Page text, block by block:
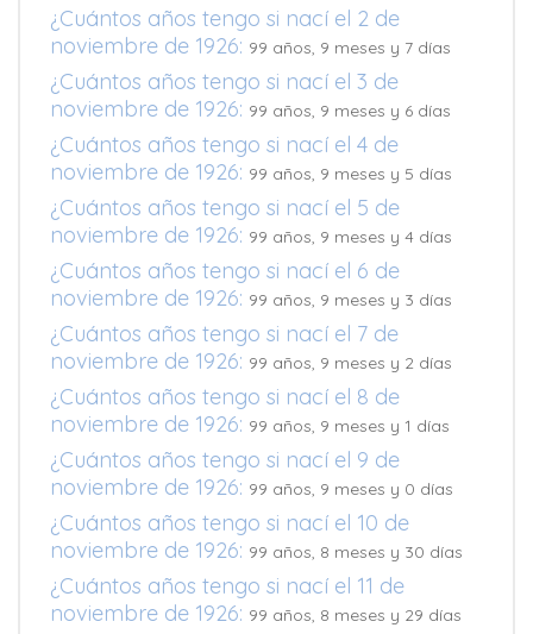
¿Cuántos años tengo si nací el 2 de
noviembre de 1926: 99 años, 9 meses y 7 días
¿Cuántos años tengo si nací el 3 de
noviembre de 1926: 99 años, 9 meses y 6 días
¿Cuántos años tengo si nací el 4 de
noviembre de 1926: 99 años, 9 meses y 5 días
¿Cuántos años tengo si nací el 5 de
noviembre de 1926: 99 años, 9 meses y 4 días
¿Cuántos años tengo si nací el 6 de
noviembre de 1926: 99 años, 9 meses y 3 días
¿Cuántos años tengo si nací el 7 de
noviembre de 1926: 99 años, 9 meses y 2 días
¿Cuántos años tengo si nací el 8 de
noviembre de 1926: 99 años, 9 meses y 1 días
¿Cuántos años tengo si nací el 9 de
noviembre de 1926: 99 años, 9 meses y 0 días
¿Cuántos años tengo si nací el 10 de
noviembre de 1926: 99 años, 8 meses y 30 días
¿Cuántos años tengo si nací el 11 de
noviembre de 1926: 99 años, 8 meses y 29 días